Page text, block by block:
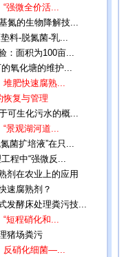
强微全价活...
氮的生物降解技...
料-脱氮菌-乳...
：面积为100亩...
氧化塘的维护...
堆肥快速腐熟...
恢复与管理
可生化污水的概...
景观湖河道...
菌扩培液”在只...
程中“强微反...
剂在农业上的应用
速腐熟剂？
发酵床处理粪污技...
短程硝化和...
猪场粪污
反硝化细菌—...